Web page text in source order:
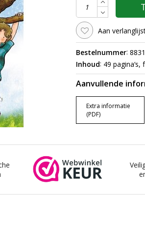
Aan
Bestelnummer:
Inhoud: 49
Aanvullende
Extra informatie
(PDF)